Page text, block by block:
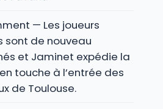
— Les joueurs
sont de nouveau
et Jaminet expédie la
touche à l’entrée des
de Toulouse.